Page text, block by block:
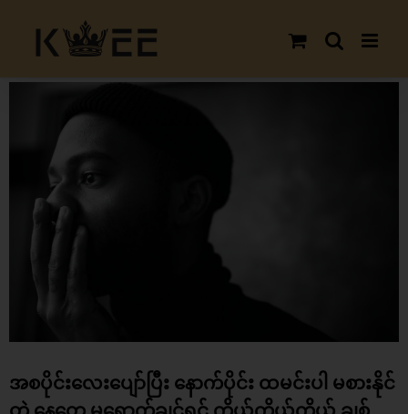
content
အစပိုင်းလေးပျော်ပြီး နောက်ပိုင်း ထမင်းပါ မစားနိုင်